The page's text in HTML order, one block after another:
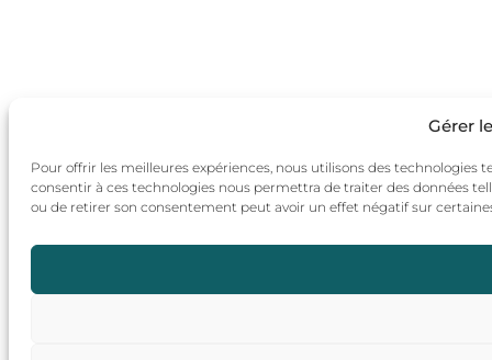
Gérer
Pour offrir les meilleures expériences, nous utilisons des technologies
consentir à ces technologies nous permettra de traiter des données
ou de retirer son consentement peut avoir un effet négatif sur